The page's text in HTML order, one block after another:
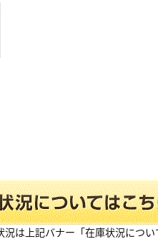
況は上記バナー「在庫状況につ